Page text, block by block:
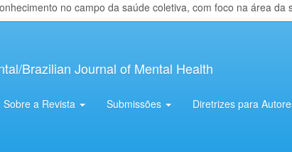
no campo da saúde coletiva, com foco na área
Brazilian Journal of Mental Health
Sobre a Revista Submissões Diretrizes para